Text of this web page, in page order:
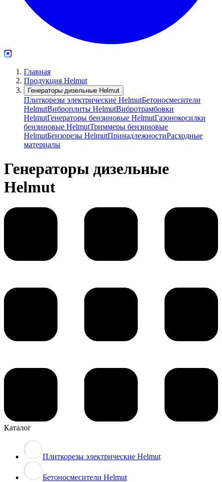
Главная
Продукция Helmut
Генераторы дизельные Helmut
Плиткорезы электрические HelmutБетоносмесители
HelmutВиброплиты HelmutВибротрамбовки
HelmutГенераторы бензиновые HelmutГазонокосилки
бензиновые HelmutТриммеры бензиновые
HelmutБензорезы HelmutПринадлежностиРасходные
материалы
Генераторы дизельные
Helmut
Каталог
Плиткорезы электрические Helmut
Бетоносмесители Helmut